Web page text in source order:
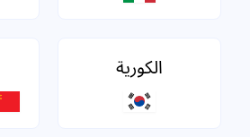
الكورية